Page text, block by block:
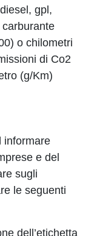
gpl,
o chilometri
di Co2
(g/Km)
informare
e del
sugli
le seguenti
dell’etichetta